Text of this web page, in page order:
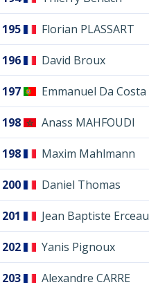
195 Florian PLASSART
196 David Broux
197 Emmanuel Da Costa
198 Anass MAHFOUDI
198 Maxim Mahlmann
200 Daniel Thomas
201 Jean Baptiste Erceau
202 Yanis Pignoux
203 Alexandre CARRE